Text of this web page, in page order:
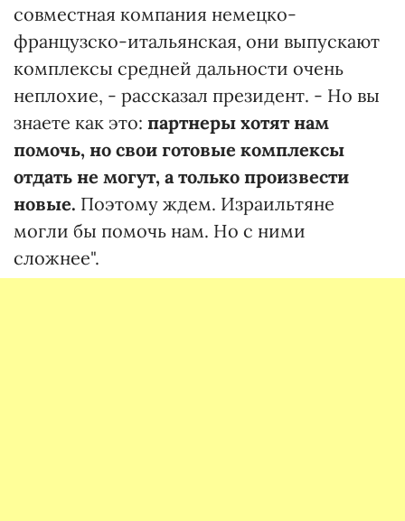
совместная компания немецко-
французско-итальянская, они выпускают
комплексы средней дальности очень
неплохие, - рассказал президент. - Но вы
знаете как это: партнеры хотят нам
помочь, но свои готовые комплексы
отдать не могут, а только произвести
новые. Поэтому ждем. Израильтяне
могли бы помочь нам. Но с ними
сложнее".